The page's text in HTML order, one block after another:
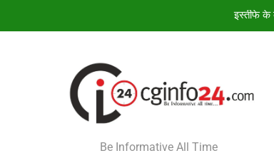
चैंबर ऑफ कॉमर्स की
चैंबर ऑफ कॉमर्स की
Be Informative All Time